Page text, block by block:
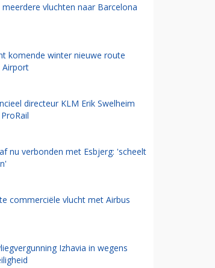
vluchten naar Barcelona
komende winter nieuwe route
Airport
directeur KLM Erik Swelheim
nu verbonden met Esbjerg: 'scheelt
commerciële vlucht met Airbus
Izhavia in wegens